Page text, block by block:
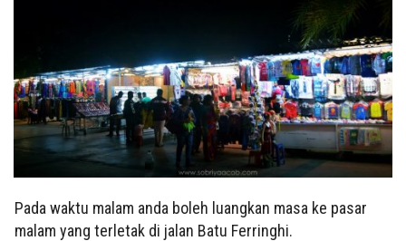
Pada waktu malam anda boleh luangkan masa ke pasar
malam yang terletak di jalan Batu Ferringhi.